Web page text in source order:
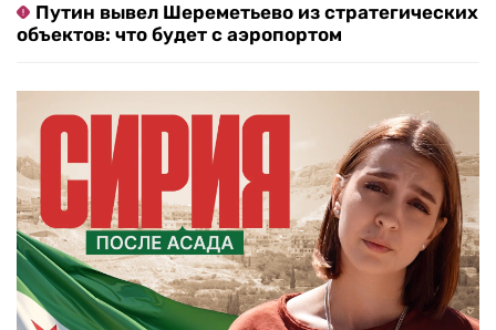
Путин вывел Шереметьево из стратегических
объектов: что будет с аэропортом